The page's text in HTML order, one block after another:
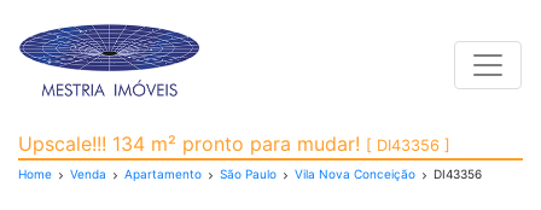
Apartamento para
Upscale!!! 134 m² pronto para mudar! [ DI43356 ]
Home Venda Apartamento São Paulo Vila Nova Conceição DI43356